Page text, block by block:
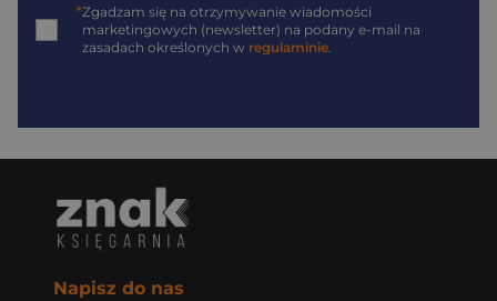
*Zgadzam się na otrzymywanie wiadomości
marketingowych (newsletter) na podany e-mail na
zasadach określonych w regulaminie
Napisz do nas